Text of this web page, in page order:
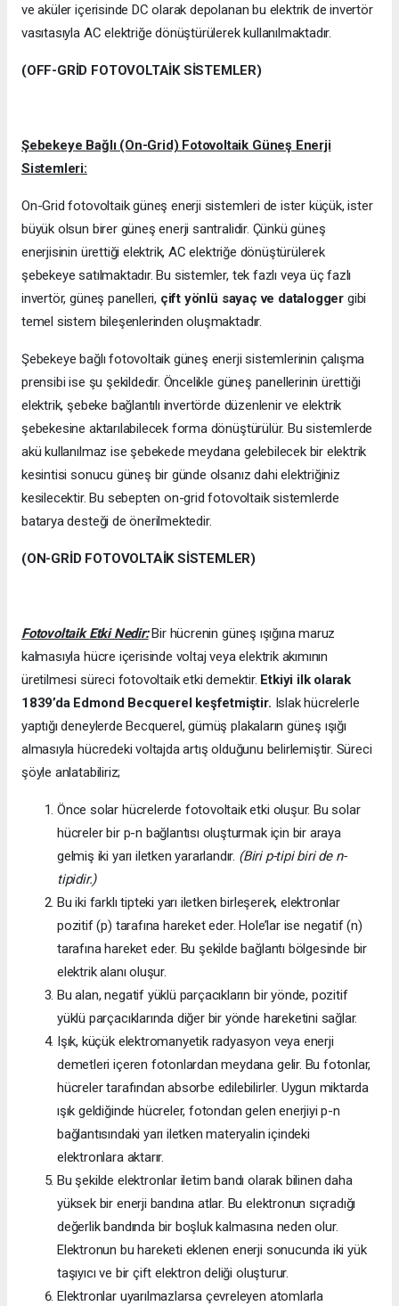
ve aküler içerisinde DC olarak depolanan bu elektrik de invertör
vasıtasıyla AC elektriğe dönüştürülerek kullanılmaktadır.
(OFF-GRİD FOTOVOLTAİK SİSTEMLER)
Şebekeye Bağlı (On-Grid) Fotovoltaik Güneş Enerji
Sistemleri:
On-Grid fotovoltaik güneş enerji sistemleri de ister küçük, ister
büyük olsun birer güneş enerji santralidir. Çünkü güneş
enerjisinin ürettiği elektrik, AC elektriğe dönüştürülerek
şebekeye satılmaktadır. Bu sistemler, tek fazlı veya üç fazlı
invertör, güneş panelleri, çift yönlü sayaç ve datalogger gibi
temel sistem bileşenlerinden oluşmaktadır.
Şebekeye bağlı fotovoltaik güneş enerji sistemlerinin çalışma
prensibi ise şu şekildedir. Öncelikle güneş panellerinin ürettiği
elektrik, şebeke bağlantılı invertörde düzenlenir ve elektrik
şebekesine aktarılabilecek forma dönüştürülür. Bu sistemlerde
akü kullanılmaz ise şebekede meydana gelebilecek bir elektrik
kesintisi sonucu güneş bir günde olsanız dahi elektriğiniz
kesilecektir. Bu sebepten on-grid fotovoltaik sistemlerde
batarya desteği de önerilmektedir.
(ON-GRİD FOTOVOLTAİK SİSTEMLER)
Fotovoltaik Etki Nedir:Bir hücrenin güneş ışığına maruz
kalmasıyla hücre içerisinde voltaj veya elektrik akımının
üretilmesi süreci fotovoltaik etki demektir. Etkiyi ilk olarak
1839’da Edmond Becquerel keşfetmiştir. Islak hücrelerle
yaptığı deneylerde Becquerel, gümüş plakaların güneş ışığı
almasıyla hücredeki voltajda artış olduğunu belirlemiştir. Süreci
şöyle anlatabiliriz;
Önce solar hücrelerde fotovoltaik etki oluşur. Bu solar
hücreler bir p-n bağlantısı oluşturmak için bir araya
gelmiş iki yarı iletken yararlandır. (Biri p-tipi biri de n-
tipidir.)
Bu iki farklı tipteki yarı iletken birleşerek, elektronlar
pozitif (p) tarafına hareket eder. Hole’lar ise negatif (n)
tarafına hareket eder. Bu şekilde bağlantı bölgesinde bir
elektrik alanı oluşur.
Bu alan, negatif yüklü parçacıkların bir yönde, pozitif
yüklü parçacıklarında diğer bir yönde hareketini sağlar.
Işık, küçük elektromanyetik radyasyon veya enerji
demetleri içeren fotonlardan meydana gelir. Bu fotonlar,
hücreler tarafından absorbe edilebilirler. Uygun miktarda
ışık geldiğinde hücreler, fotondan gelen enerjiyi p-n
bağlantısındaki yarı iletken materyalin içindeki
elektronlara aktarır.
Bu şekilde elektronlar iletim bandı olarak bilinen daha
yüksek bir enerji bandına atlar. Bu elektronun sıçradığı
değerlik bandında bir boşluk kalmasına neden olur.
Elektronun bu hareketi eklenen enerji sonucunda iki yük
taşıyıcı ve bir çift elektron deliği oluşturur.
Elektronlar uyarılmazlarsa çevreleyen atomlarla